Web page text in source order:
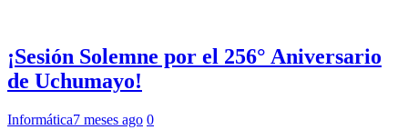
¡Sesión Solemne por el 256° Aniversario
de Uchumayo!
Informática7 meses ago 0